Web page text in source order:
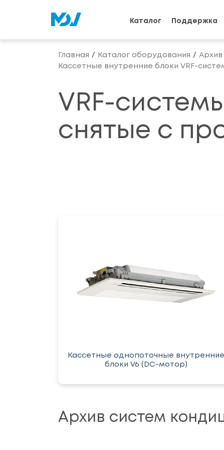
Каталог Поддержка
Главная Каталог оборудования
Кассетные внутренние блоки VRF-
VRF-
снятые с
Кассетные однопоточные внутренние
блоки V6 (DC-мотор)
Архив систем